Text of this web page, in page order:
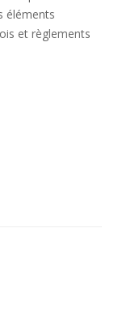
éléments
et règlements